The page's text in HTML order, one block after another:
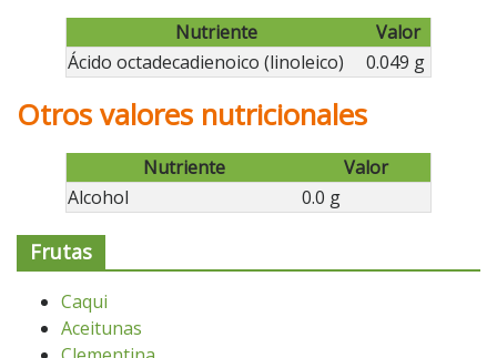
Nutriente
Valor
Ácido octadecadienoico (linoleico)
0.049 g
Otros valores nutricionales
Nutriente
Valor
Alcohol
0.0 g
Frutas
Caqui
Aceitunas